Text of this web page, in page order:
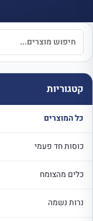
קטגוריות
כל המוצרים
כוסות חד פעמי
כלים מהצומח
נרות נשמה